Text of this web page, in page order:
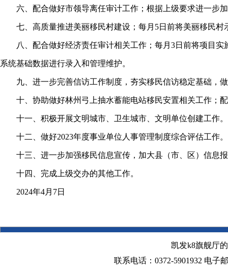
六、配合做好市领导离任审计工作；根据上级要求进一步加
七、高质量推进美丽移民村建设；每月5日前将美丽移民村
八、配合做好经济责任审计相关工作；每月3日前将项目实
系统基础数据进行录入和管理维护。
九、进一步完善信访工作制度，夯实移民信访稳定基础，做
十、协助做好林州弓上抽水蓄能电站移民安置相关工作；配
十一、积极开展文明城市、卫生城市、文明单位创建工作。
十二、做好2023年度事业单位人事管理制度综合评估工作。
十三、进一步加强移民信息宣传，加大县（市、区）信息报
十四、完成上级交办的其他工作。
2024年4月7日
凯发k8旗舰厅
联系电话：0372-5901932 电子